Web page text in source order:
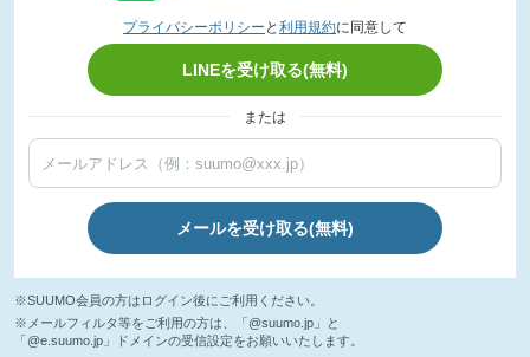
プライバシーポリシー と 利用規約に同意して
LINEを受け取る(無料)
または
メールを受け取る(無料)
※SUUMO会員の方はログイン後にご利用ください。
※メールフィルタ等をご利用の方は、「@suumo.jp」と
「@e.suumo.jp」ドメインの受信設定をお願いいたします。